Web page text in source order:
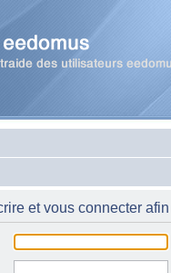
et vous connecter